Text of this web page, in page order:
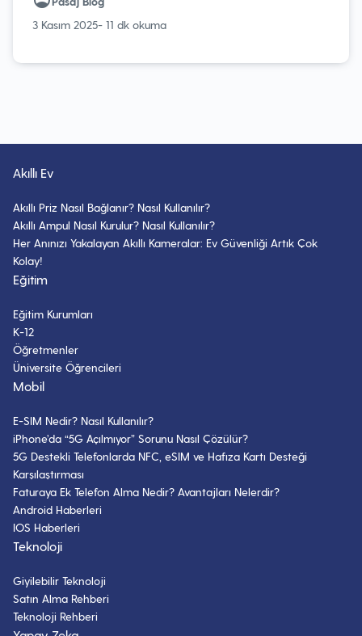
3 Kasım 2025- 11 dk okuma
Akıllı Ev
Akıllı Priz Nasıl Bağlanır? Nasıl Kullanılır?
Akıllı Ampul Nasıl Kurulur? Nasıl Kullanılır?
Her Anınızı Yakalayan Akıllı Kameralar: Ev Güvenliği Artık Çok
Kolay!
Eğitim
Eğitim Kurumları
K-12
Öğretmenler
Üniversite Öğrencileri
Mobil
E-SIM Nedir? Nasıl Kullanılır?
iPhone’da “5G Açılmıyor” Sorunu Nasıl Çözülür?
5G Destekli Telefonlarda NFC, eSIM ve Hafıza Kartı Desteği
Karşılaştırması
Faturaya Ek Telefon Alma Nedir? Avantajları Nelerdir?
Android Haberleri
IOS Haberleri
Teknoloji
Giyilebilir Teknoloji
Satın Alma Rehberi
Teknoloji Rehberi